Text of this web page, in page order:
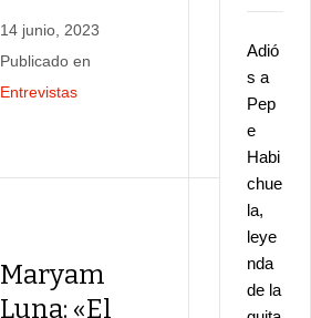
14 junio, 2023
Publicado en
Entrevistas
Publicado
Entrevistas
Maryam
Luna: «El
Adió
s a
Pep
e
Habi
chue
la,
leye
nda
de la